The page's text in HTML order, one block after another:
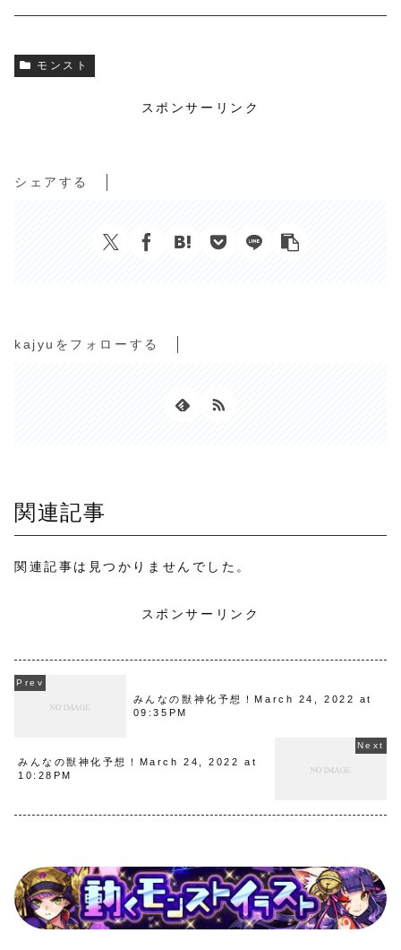
モンスト
スポンサーリンク
シェアする
kajyuをフォローする
関連記事
関連記事は見つかりませんでした。
スポンサーリンク
みんなの獣神化予想！March 24, 2022 at
09:35PM
みんなの獣神化予想！March 24, 2022 at
10:28PM